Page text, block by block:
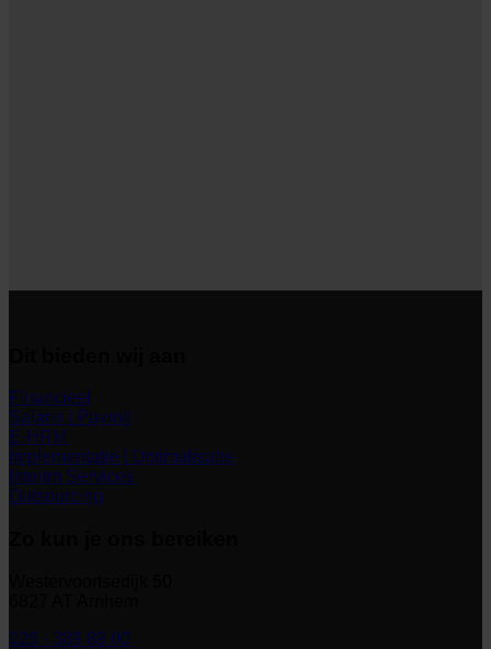
Financieel
Salaris | Payroll
E-HRM
Implementatie | Optimalisatie
Interim Services
Outsourcing
026 - 389 89 00